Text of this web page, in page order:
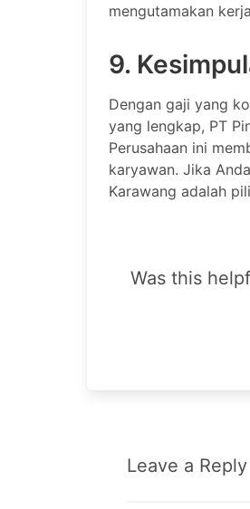
mengutamakan
9.
Dengan gaji yang
yang lengkap, PT
Perusahaan ini
karyawan. Jika
Karawang adalah
Was this
Leave a Reply